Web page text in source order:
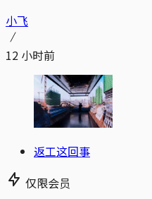
小飞
12 小时前
返工这回事
仅限会员